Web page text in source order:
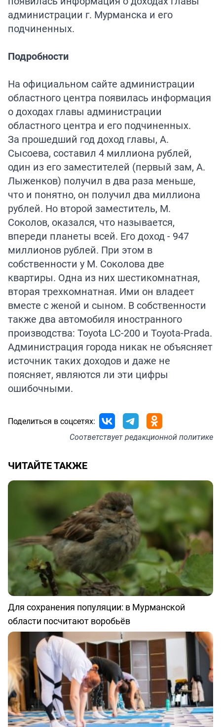
администрации г. Мурманска и его
подчиненных.
Подробности
На официальном сайте администрации
областного центра появилась информация
о доходах главы администрации
областного центра и его подчиненных.
За прошедший год доход главы, А.
Сысоева, составил 4 миллиона рублей,
один из его заместителей (первый зам, А.
Лыженков) получил в два раза меньше,
что и понятно, он получил два миллиона
рублей. Но второй заместитель, М.
Соколов, оказался, что называется,
впереди планеты всей. Его доход - 947
миллионов рублей. При этом в
собственности у М. Соколова две
квартиры. Одна из них шестикомнатная,
вторая трехкомнатная. Ими он владеет
вместе с женой и сыном. В собственности
также два автомобиля иностранного
производства: Toyota LC-200 и Toyota-Prada.
Администрация города никак не объясняет
источник таких доходов и даже не
поясняет, являются ли эти цифры
ошибочными.
Поделиться в соцсетях:
Соответствуетредакционной политике
ЧИТАЙТЕ ТАКЖЕ
Для сохранения популяции: в Мурманской
области посчитают воробьёв